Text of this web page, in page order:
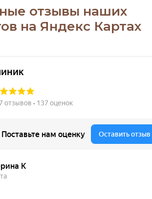
отзывы наших
на Яндекс Картах